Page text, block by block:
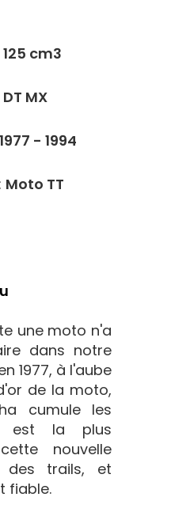
125 cm3
DT MX
1977 - 1994
Moto TT
une moto n'a
dans notre
1977, à l'aube
de la moto,
cumule les
est la plus
nouvelle
des trails, et
fiable.